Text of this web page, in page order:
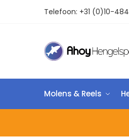
Telefoon: +31 (0)10-
Molens & Reels